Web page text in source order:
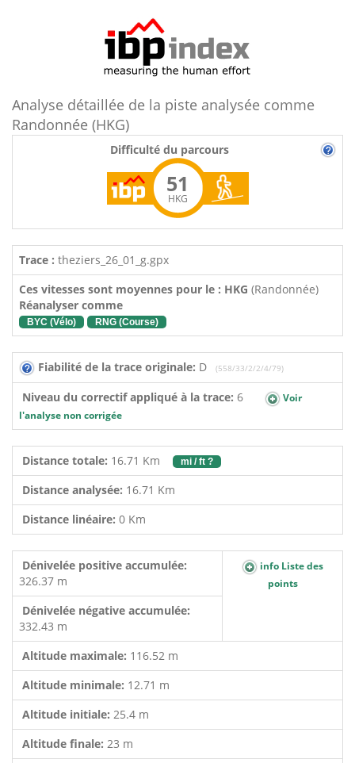
Analyse détaillée de la piste analysée comme
Randonnée (HKG)
Difficulté du parcours
51
HKG
Trace : theziers_26_01_g.gpx
Ces vitesses sont moyennes pour le : HKG (Randonnée)
Réanalyser comme
BYC (Vélo) RNG (Course)
Fiabilité de la trace originale: D (558/33/2/2/4/79)
Niveau du correctif appliqué à la trace: 6
Voir
l'analyse non corrigée
Distance totale: 16.71 Km mi / ft ?
Distance analysée: 16.71 Km
Distance linéaire: 0 Km
Dénivelée positive accumulée:
326.37 m
info Liste des
points
Dénivelée négative accumulée:
332.43 m
Altitude maximale: 116.52 m
Altitude minimale: 12.71 m
Altitude initiale: 25.4 m
Altitude finale: 23 m